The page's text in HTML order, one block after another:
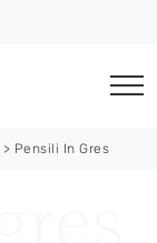
> Pensili In Gres